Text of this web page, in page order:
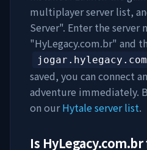
multiplayer server list,
Server". Enter the server
"HyLegacy.com.br" and
saved, you can connect
adventure immediately.
on ourHytale server list.
Is HyLegacy.com.br